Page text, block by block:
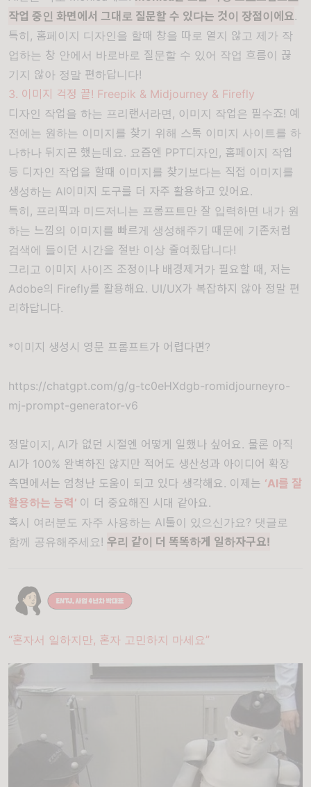
작업 중인 화면에서 그대로 질문할 수 있다는 것이 장점이에요.
특히, 홈페이지 디자인을 할때 창을 따로 열지 않고 제가 작
업하는 창 안에서 바로바로 질문할 수 있어 작업 흐름이 끊
기지 않아 정말 편하답니다!
3. 이미지 걱정 끝! Freepik & Midjourney & Firefly
디자인 작업을 하는 프리랜서라면, 이미지 작업은 필수죠! 예
전에는 원하는 이미지를 찾기 위해 스톡 이미지 사이트를 하
나하나 뒤지곤 했는데요. 요즘엔 PPT디자인, 홈페이지 작업
등 디자인 작업을 할때 이미지를 찾기보다는 직접 이미지를
생성하는 AI이미지 도구를 더 자주 활용하고 있어요.
특히, 프리픽과 미드저니는 프롬프트만 잘 입력하면 내가 원
하는 느낌의 이미지를 빠르게 생성해주기 때문에 기존처럼
검색에 들이던 시간을 절반 이상 줄여줬답니다!
그리고 이미지 사이즈 조정이나 배경제거가 필요할 때, 저는
Adobe의 Firefly를 활용해요. UI/UX가 복잡하지 않아 정말 편
리하답니다.
*이미지 생성시 영문 프롬프트가 어렵다면?
https://chatgpt.com/g/g-tc0eHXdgb-romidjourneyro-
mj-prompt-generator-v6
정말이지, AI가 없던 시절엔 어떻게 일했나 싶어요. 물론 아직
AI가 100% 완벽하진 않지만 적어도 생산성과 아이디어 확장
측면에서는 엄청난 도움이 되고 있다 생각해요. 이제는 ‘AI를 잘
활용하는 능력’ 이 더 중요해진 시대 같아요.
혹시 여러분도 자주 사용하는 AI툴이 있으신가요? 댓글로
함께 공유해주세요! 우리 같이 더 똑똑하게 일하자구요!
“혼자서 일하지만, 혼자 고민하지 마세요”